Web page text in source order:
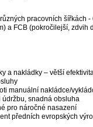
pracovních šířkách
a FCB (pokročilejší, zdvih
a nakládky – větší
manuální nakládce/
snadná obsluha
pro náročné nasazení
předních evropských